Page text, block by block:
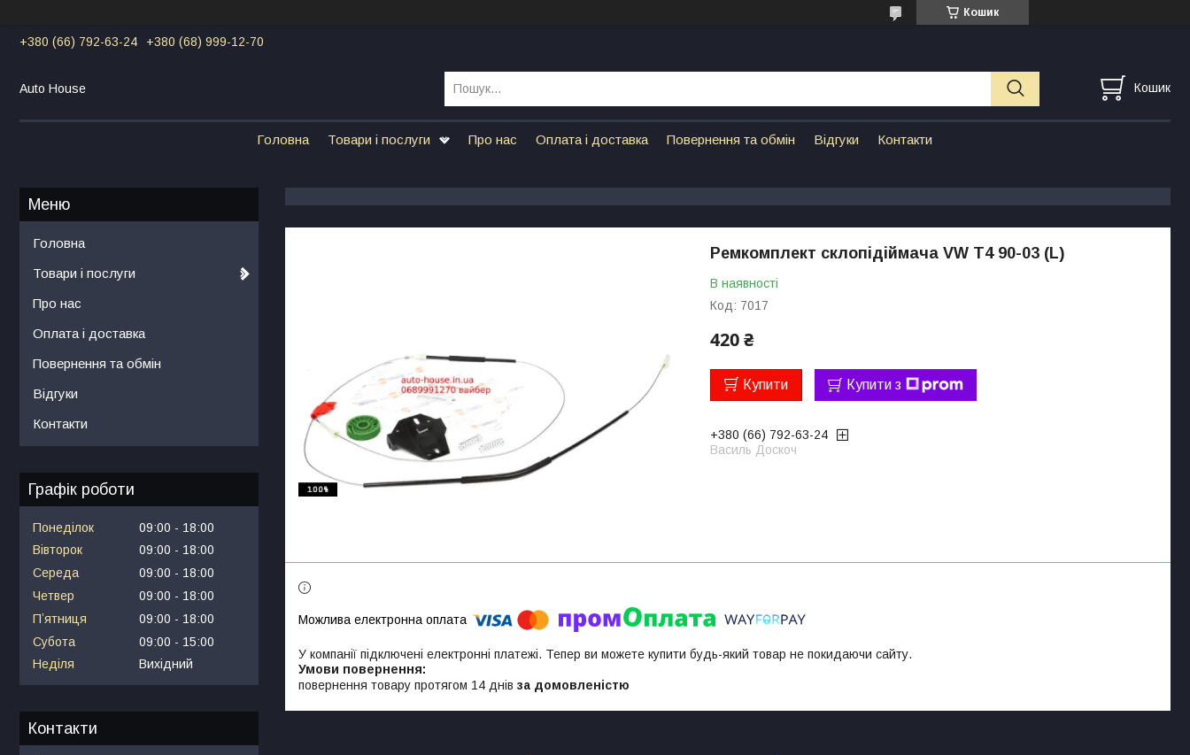
Кошик
+380 (66) 792-63-24 +380 (68) 999-12-70
Auto House Кошик
Головна Товари і послуги Про нас Оплата і доставка Повернення та обмін Відгуки Контакти
Ремкомплект склопідіймача VW T4 90-03 (L)
В наявності
Код: 7017
420 ₴
Купити Купити з
+380 (66) 792-63-24
Василь Доскоч
У компанії підключені електронні платежі. Тепер ви можете купити будь-який товар не покидаючи сайту.
повернення товару протягом 14 днів за домовленістю
Головна
Товари і послуги
Про нас
Оплата і доставка
Повернення та обмін
Відгуки
Контакти
Графік роботи
Понеділок 09:00
18:00
Вівторок
09:00
18:00
Середа
09:00
18:00
Четвер
09:00
18:00
Пʼятниця
09:00
18:00
Субота
09:00
15:00
Неділя
Вихідний
Контакти